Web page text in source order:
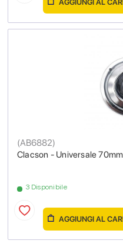
AGGIUNGI AL
Clacson - Universale
(AB6882)
3 Disponibile
AGGIUNGI AL